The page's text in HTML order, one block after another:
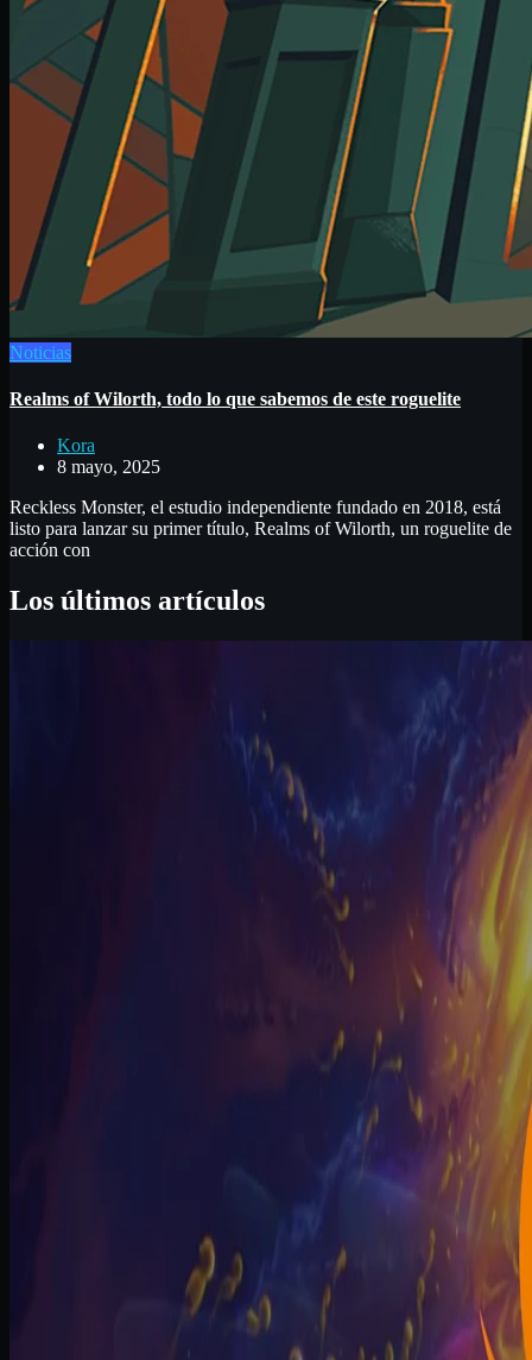
Noticias
Realms of Wilorth, todo lo que sabemos de este roguelite
Kora
8 mayo, 2025
Reckless Monster, el estudio independiente fundado en 2018, está
listo para lanzar su primer título, Realms of Wilorth, un roguelite de
acción con
Los últimos artículos